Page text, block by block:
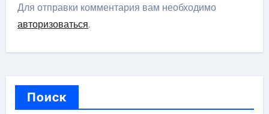
Для отправки комментария вам необходимо
авторизоваться.
Поиск